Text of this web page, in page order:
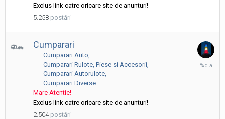
Exclus link catre oricare site de anunturi!
5.258 postări
Cumparari
Cumparari Auto
Cumparari Rulote, Piese si Accesorii
Cumparari Autorulote
Cumparari Diverse
Mare Atentie!
Exclus link catre oricare site de anunturi!
2.504 postări
23